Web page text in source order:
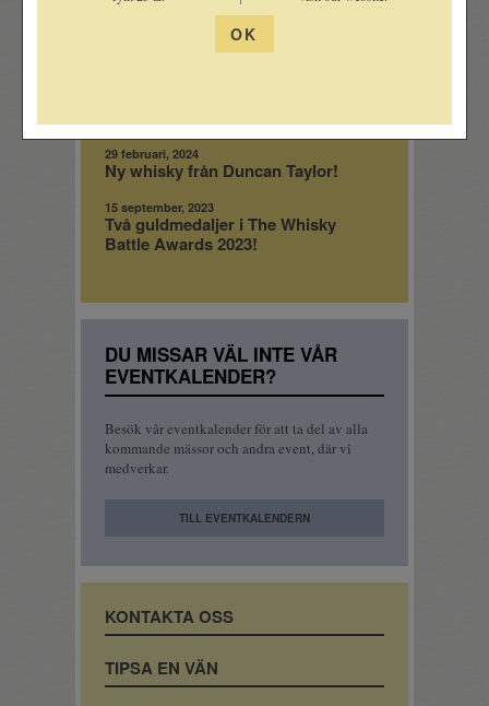
Bulgariskt rödvin med toner av
29 februari, 2024
Ny whisky från Duncan Taylor!
15 september, 2023
Två guldmedaljer i The Whisky
Battle Awards 2023!
DU MISSAR VÄL INTE VÅR
EVENTKALENDER?
Besök vår eventkalender för att ta del av alla
kommande mässor och andra event, där vi
medverkar.
TILL EVENTKALENDERN
KONTAKTA OSS
TIPSA EN VÄN
OK